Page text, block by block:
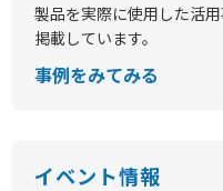
製品を実際に使用した活
掲載しています。
事例をみてみる
イベント情報